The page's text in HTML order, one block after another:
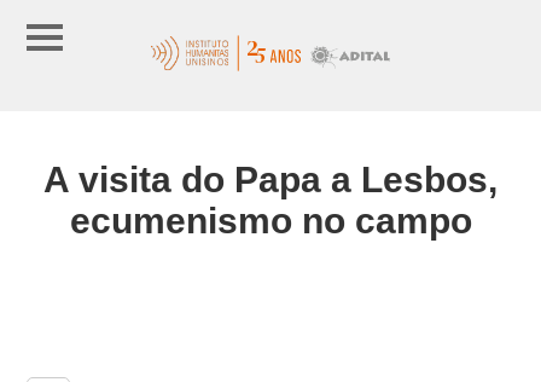
A visita do Papa a Lesbos,
ecumenismo no campo